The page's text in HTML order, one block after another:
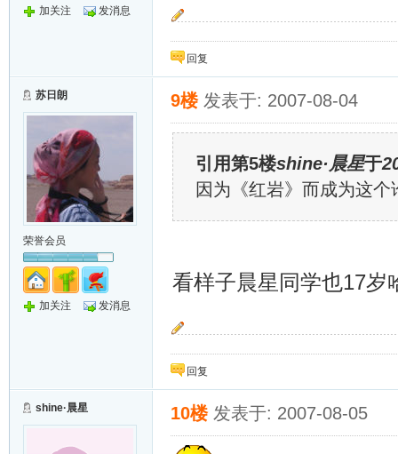
加关注 发消息
~~追~~
回复
苏日朗
荣誉会员
加关注 发消息
9楼 发表于: 2007-08-04
引用第5楼shine·晨星于
因为《红岩》而成为这
看样子晨星同学也17
金雀银雀飞起来~~~
回复
shine·晨星 10楼 发表于: 2007-08-05